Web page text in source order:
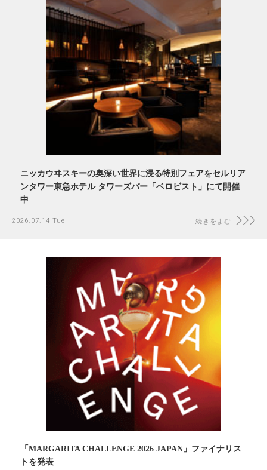
ニッカウヰスキーの奥深い世界に浸る特別フェアをセルリア
ンタワー東急ホテル タワーズバー「ベロビスト」にて開催
中
2026.07.14 Tue 続きをよむ
「MARGARITA CHALLENGE 2026 JAPAN」ファイナリス
トを発表